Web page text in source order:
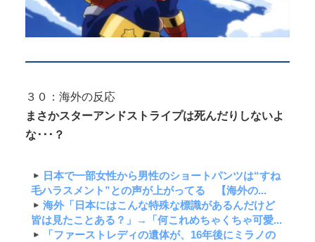
３０：海外の反応
まさかスターアンドストライプは死んだりしないよ
な･･･？
日本で一部女性から男性のショートパンツは“すね
毛ハラスメント”との声が上がってる 【海外の...
海外「日本にはこんな特殊な標識があるんだけど
皆は見たことある？」→「何これめちゃくちゃ可愛...
「ファーストレディの遺体が、16年後にミラノの